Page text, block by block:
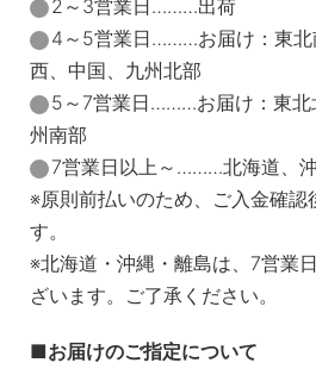
2～3営業日………出荷
4～5営業日………お届け：東北
西、中国、九州北部
5～7営業日………お届け：東北
州南部
7営業日以上～………北海道、
※原則前払いのため、ご入金確認
す。
※北海道・沖縄・離島は、7営業
ざいます。ご了承ください。
お届けのご指定について